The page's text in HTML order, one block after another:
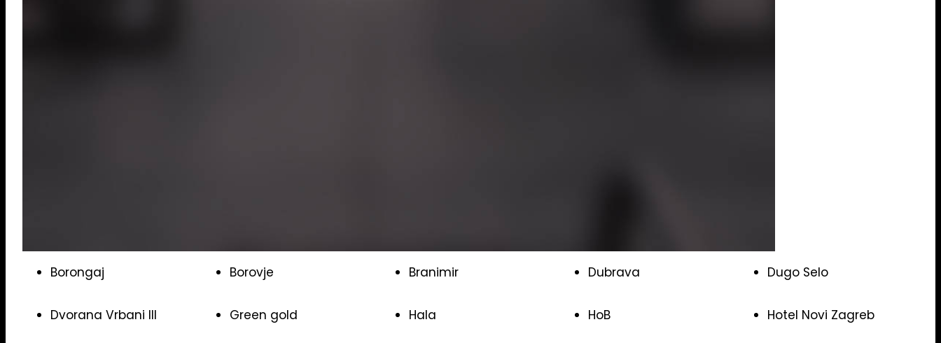
Borongaj Borovje Branimir Dubrava Dugo Selo
Dvorana Vrbani III Green gold Hala HoB Hotel Novi Zagreb